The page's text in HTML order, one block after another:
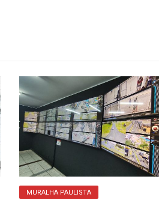
MURALHA PAULISTA